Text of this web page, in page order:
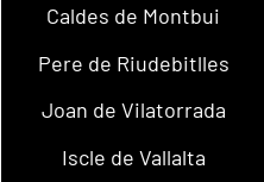
Caldes de Montbui
Pere de Riudebitlles
Joan de Vilatorrada
Iscle de Vallalta